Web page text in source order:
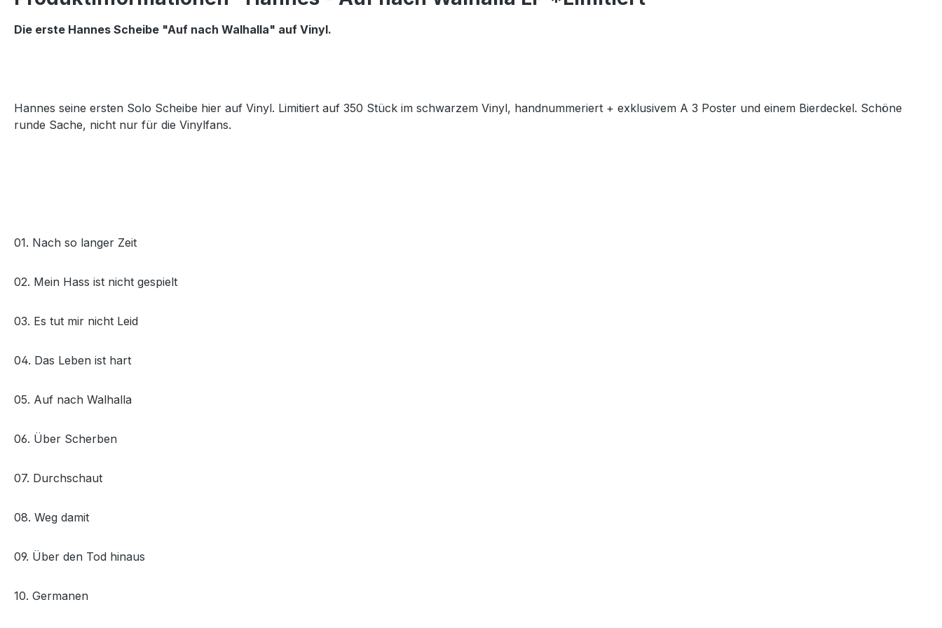
Die erste Hannes Scheibe "Auf nach Walhalla" auf Vinyl.
Hannes seine ersten Solo Scheibe hier auf Vinyl. Limitiert auf 350 Stück im schwarzem Vinyl, handnummeriert + exklusivem A 3 Poster und einem Bierdeckel. Schöne
runde Sache, nicht nur für die Vinylfans.
01. Nach so langer Zeit
02. Mein Hass ist nicht gespielt
03. Es tut mir nicht Leid
04. Das Leben ist hart
05. Auf nach Walhalla
06. Über Scherben
07. Durchschaut
08. Weg damit
09. Über den Tod hinaus
10. Germanen